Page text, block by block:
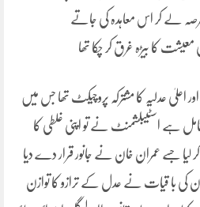
لے کر اس معاہدہ کی جاتے
کا بیڑہ غرق کر چکا تھا
اعلیٰ عدلیہ کا مشترکہ پروچیکٹ تھا جس میں
ہے اسٹیبلشمنٹ نے تو اپنی غلطی کا
لیا جسے عمران خان نے جانور قرار دے دیا
کی با قیات نے عدل کے ترازو کا توازن